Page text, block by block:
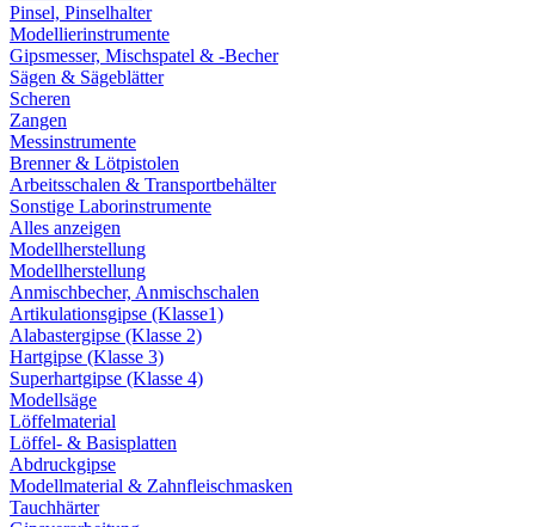
Pinsel, Pinselhalter
Modellierinstrumente
Gipsmesser, Mischspatel & -Becher
Sägen & Sägeblätter
Scheren
Zangen
Messinstrumente
Brenner & Lötpistolen
Arbeitsschalen & Transportbehälter
Sonstige Laborinstrumente
Alles anzeigen
Modellherstellung
Modellherstellung
Anmischbecher, Anmischschalen
Artikulationsgipse (Klasse1)
Alabastergipse (Klasse 2)
Hartgipse (Klasse 3)
Superhartgipse (Klasse 4)
Modellsäge
Löffelmaterial
Löffel- & Basisplatten
Abdruckgipse
Modellmaterial & Zahnfleischmasken
Tauchhärter